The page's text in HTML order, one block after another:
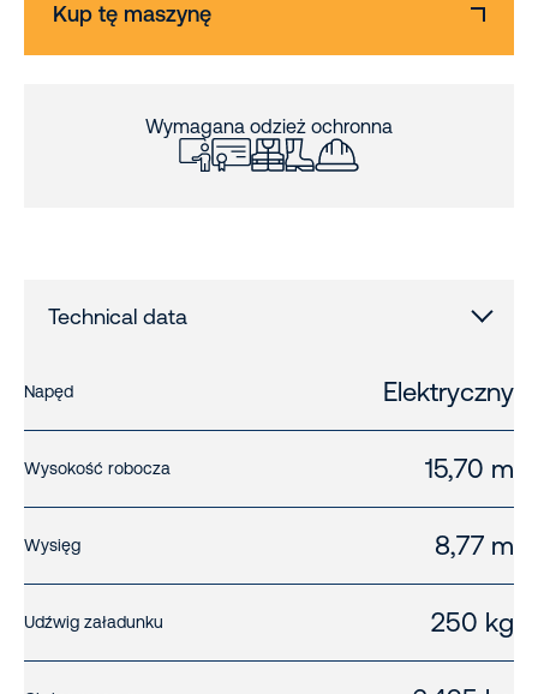
Kup tę maszynę
Wymagana odzież ochronna
Technical data
Napęd Elektryczny
Wysokość robocza 15,70 m
Wysięg 8,77 m
Udźwig załadunku 250 kg